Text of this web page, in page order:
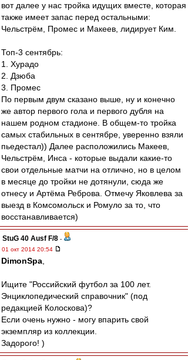
вот далее у нас тройка идущих вместе, которая
также имеет запас перед остальными:
Чельстрём, Промес и Макеев, лидирует Ким.
Топ-3 сентябрь:
1. Хурадо
2. Дзюба
3. Промес
По первым двум сказано выше, ну и конечно
же автор первого гола и первого дубля на
нашем родном стадионе. В общем-то тройка
самых стабильных в сентябре, уверенно взяли
пьедестал)) Далее расположились Макеев,
Чельстрём, Инса - которые выдали какие-то
свои отдельные матчи на отлично, но в целом
в месяце до тройки не дотянули, сюда же
отнесу и Артёма Реброва. Отмечу Яковлева за
выезд в Комсомольск и Ромуло за то, что
восстанавливается)
StuG 40 Ausf F/8 -
01 окт 2014 20:54
DimonSpa
Ищите "Российский футбол за 100 лет.
Энциклопедический справочник" (под
редакцией Колоскова)?
Если очень нужно - могу впарить свой
экземпляр из коллекции.
Задорого! )